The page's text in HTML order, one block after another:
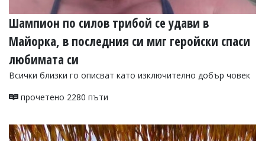
Шампион по силов трибой се удави в
Майорка, в последния си миг геройски спаси
любимата си
Всички близки го описват като изключително добър човек
прочетено 2280 пъти